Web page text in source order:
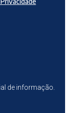
de informação.